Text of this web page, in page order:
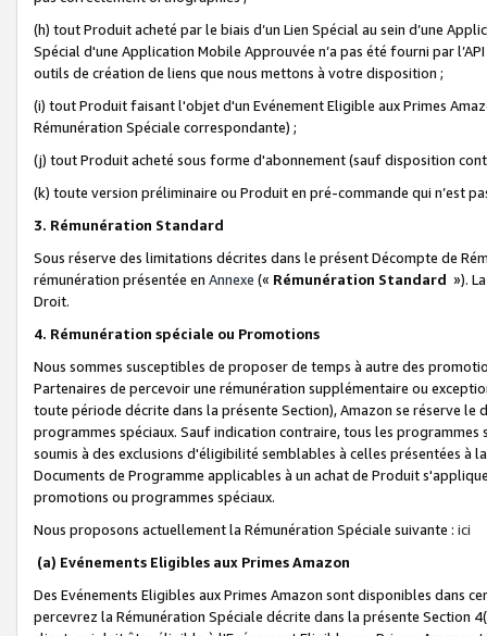
(h) tout Produit acheté par le biais d’un Lien Spécial au sein d’une
Spécial d'une Application Mobile Approuvée n’a pas été fourni par
outils de création de liens que nous mettons à votre disposition ;
(i) tout Produit faisant l'objet d'un Evénement Eligible aux Primes
Rémunération Spéciale correspondante) ;
(j) tout Produit acheté sous forme d'abonnement (sauf disposition
(k) toute version préliminaire ou Produit en pré-commande qui n’est
3. Rémunération Standard
Sous réserve des limitations décrites dans le présent Décompte de
rémunération présentée en Annexe (« Rémunération Standard »).
Droit.
4. Rémunération spéciale ou Promotions
Nous sommes susceptibles de proposer de temps à autre des
Partenaires de percevoir une rémunération supplémentaire ou
toute période décrite dans la présente Section), Amazon se réserve
programmes spéciaux. Sauf indication contraire, tous les
soumis à des exclusions d'éligibilité semblables à celles présentées à
Documents de Programme applicables à un achat de Produit
promotions ou programmes spéciaux.
Nous proposons actuellement la Rémunération Spéciale suivante : ici
(a) Evénements Eligibles aux Primes Amazon
Des Evénements Eligibles aux Primes Amazon sont disponibles dans
percevrez la Rémunération Spéciale décrite dans la présente Section